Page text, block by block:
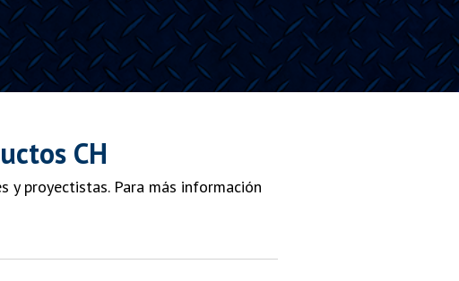
CH
y proyectistas. Para más información